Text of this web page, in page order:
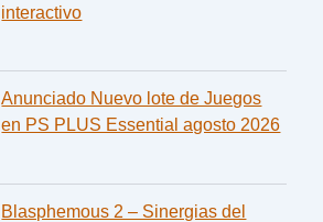
interactivo
Anunciado Nuevo lote de Juegos
en PS PLUS Essential agosto 2026
Blasphemous 2 – Sinergias del